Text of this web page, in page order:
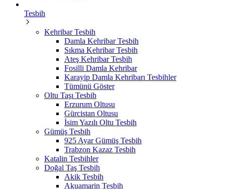
Tesbih
Kehribar Tesbih
Damla Kehribar Tesbih
Sıkma Kehribar Tesbih
Ateş Kehribar Tesbih
Fosilli Damla Kehribar
Karayip Damla Kehribarı Tesbihler
Tümünü Göster
Oltu Taşı Tesbih
Erzurum Oltusu
Gürcistan Oltusu
İsim Yazılı Oltu Tesbih
Gümüş Tesbih
925 Ayar Gümüş Tesbih
Trabzon Kazaz Tesbih
Katalin Tesbihler
Doğal Taş Tesbih
Akik Tesbih
Akuamarin Tesbih